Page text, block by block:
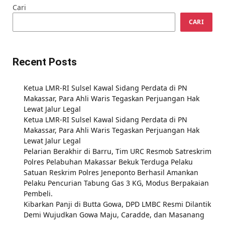
Cari
CARI
Recent Posts
Ketua LMR-RI Sulsel Kawal Sidang Perdata di PN
Makassar, Para Ahli Waris Tegaskan Perjuangan Hak
Lewat Jalur Legal
Ketua LMR-RI Sulsel Kawal Sidang Perdata di PN
Makassar, Para Ahli Waris Tegaskan Perjuangan Hak
Lewat Jalur Legal
Pelarian Berakhir di Barru, Tim URC Resmob Satreskrim
Polres Pelabuhan Makassar Bekuk Terduga Pelaku
Satuan Reskrim Polres Jeneponto Berhasil Amankan
Pelaku Pencurian Tabung Gas 3 KG, Modus Berpakaian
Pembeli.
Kibarkan Panji di Butta Gowa, DPD LMBC Resmi Dilantik
Demi Wujudkan Gowa Maju, Caradde, dan Masanang